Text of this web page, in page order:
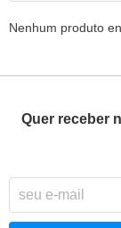
Nenhum produto
Quer receber